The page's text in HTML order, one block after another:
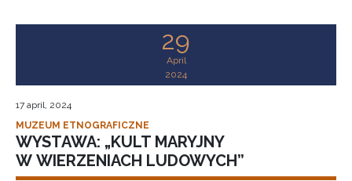
29
April
2024
17 april, 2024
MUZEUM ETNOGRAFICZNE
WYSTAWA: „KULT MARYJNY
W WIERZENIACH LUDOWYCH”